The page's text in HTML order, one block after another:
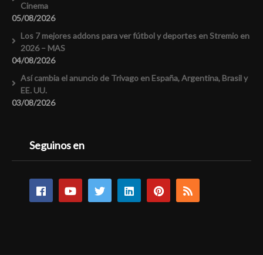
Cinema
05/08/2026
Los 7 mejores addons para ver fútbol y deportes en Stremio en
2026 – MAS
04/08/2026
Así cambia el anuncio de Trivago en España, Argentina, Brasil y
EE. UU.
03/08/2026
Seguinos en